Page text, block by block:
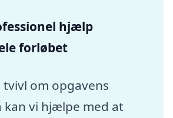
hjælp
forløbet
tvivl om opgavens
kan vi hjælpe med at